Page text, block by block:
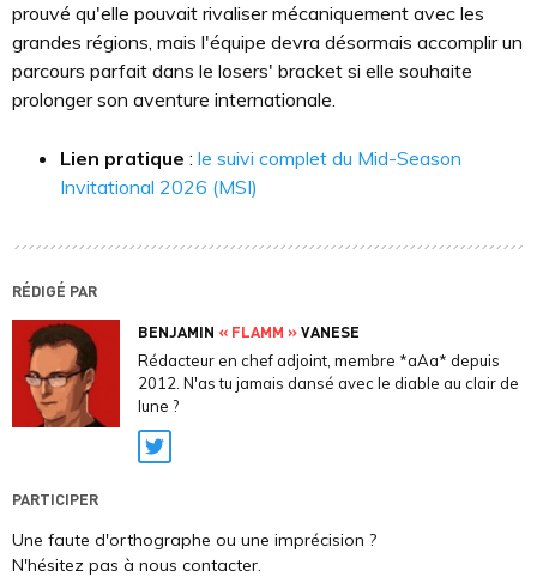
prouvé qu'elle pouvait rivaliser mécaniquement avec les
grandes régions, mais l'équipe devra désormais accomplir un
parcours parfait dans le losers' bracket si elle souhaite
prolonger son aventure internationale.
Lien pratique : le suivi complet du Mid-Season
Invitational 2026 (MSI)
RÉDIGÉ PAR
BENJAMIN « FLAMM »VANESE
Rédacteur en chef adjoint, membre *aAa* depuis
2012. N'as tu jamais dansé avec le diable au clair de
lune ?
Twitter
PARTICIPER
Une faute d'orthographe ou une imprécision ?
N'hésitez pas à nous contacter.